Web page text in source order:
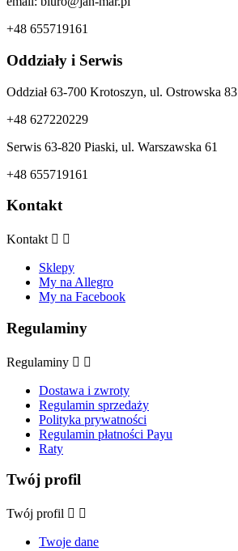
+48 655719161
Oddziały i Serwis
Oddział 63-700 Krotoszyn, ul. Ostrowska 83
+48 627220229
Serwis 63-820 Piaski, ul. Warszawska 61
+48 655719161
Kontakt
Kontakt  
Sklepy
My na Allegro
My na Facebook
Regulaminy
Regulaminy  
Dostawa i zwroty
Regulamin sprzedaży
Polityka prywatności
Regulamin płatności Payu
Raty
Twój profil
Twój profil  
Twoje dane